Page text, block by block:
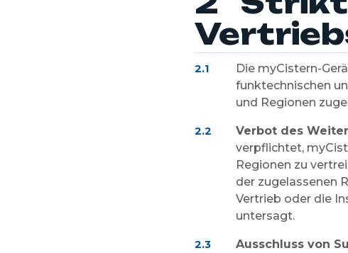
2.1
Die myCistern-
funktechnischen
und Regionen
2.2 Verbot des
verpflichtet,
Regionen zu
der zugelassenen
Vertrieb oder die
untersagt.
2.3 Ausschluss von